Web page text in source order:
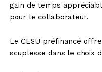
gain de temps
pour le collaborateur.
Le CESU préfinancé
souplesse dans le choix